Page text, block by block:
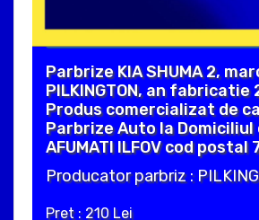
Parbrize KIA SHUMA 2,
PILKINGTON, an fabricatie
Produs comercializat de
Parbrize Auto la
AFUMATI ILFOV cod postal
Producator parbriz :
Pret : 210 Lei